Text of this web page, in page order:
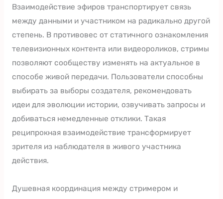
Взаимодействие эфиров транспортирует связь
между данными и участником на радикально другой
степень. В противовес от статичного ознакомления
телевизионных контента или видеороликов, стримы
позволяют сообществу изменять на актуальное в
способе живой передачи. Пользователи способны
выбирать за выборы создателя, рекомендовать
идеи для эволюции истории, озвучивать запросы и
добиваться немедленные отклики. Такая
реципрокная взаимодействие трансформирует
зрителя из наблюдателя в живого участника
действия.
Душевная координация между стримером и